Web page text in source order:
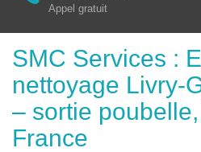
Appel gratuit
SMC Services :
nettoyage Livry-
– sortie
France